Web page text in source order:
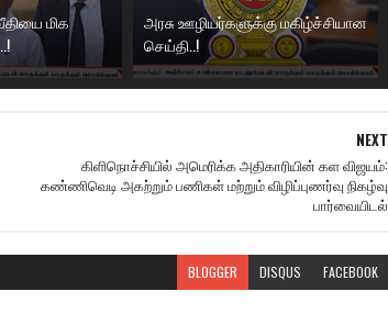
மிக
அரசு ஊழியர்களுக்கு மகிழ்ச்சியான
செய்தி..!
NEXT
கிளிநொச்சியில் அமெரிக்க அதிகாரியின் கள விஜயம்:
கண்ணிவெடி அகற்றும் பணிகள் மற்றும் விழிப்புணர்வு நிகழ்வு
பார்வையிடல்
BLOGGER DISQUS FACEBOOK